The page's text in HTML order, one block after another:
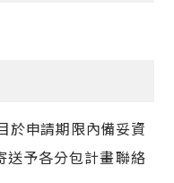
於申請期限內備妥資
送予各分包計畫聯絡